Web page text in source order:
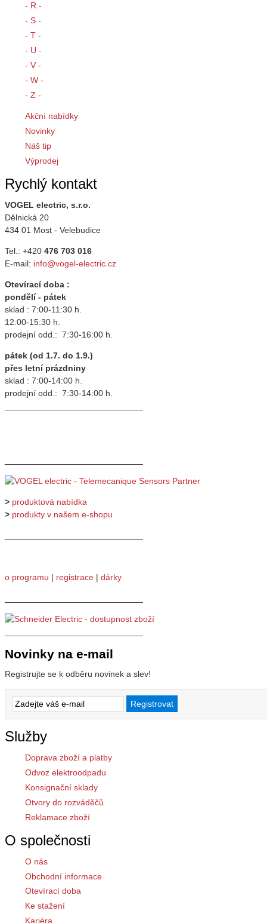
- R -
- S -
- T -
- U -
- V -
- W -
- Z -
Akční nabídky
Novinky
Náš tip
Výprodej
Rychlý kontakt
VOGEL electric, s.r.o.
Dělnická 20
434 01 Most - Velebudice
Tel.: +420 476 703 016
E-mail: info@vogel-electric.cz
Otevírací doba :
pondělí - pátek
sklad : 7:00-11:30 h.
12:00-15:30 h.
prodejní odd.: 7:30-16:00 h.
pátek (od 1.7. do 1.9.)
přes letní prázdniny
sklad : 7:00-14:00 h.
prodejní odd.: 7:30-14:00 h.
> produktová nabídka
> produkty v našem e-shopu
o programu | registrace | dárky
Novinky na e-mail
Registrujte se k odběru novinek a slev!
Služby
Doprava zboží a platby
Odvoz elektroodpadu
Konsignační sklady
Otvory do rozváděčů
Reklamace zboží
O společnosti
O nás
Obchodní informace
Otevírací doba
Ke stažení
Kariéra